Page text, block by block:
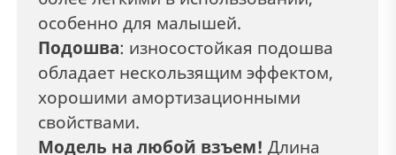
особенно для малышей.
Подошва: износостойкая подошва
обладает нескользящим эффектом,
хорошими амортизационными
свойствами.
Модель на любой взъем! Длина